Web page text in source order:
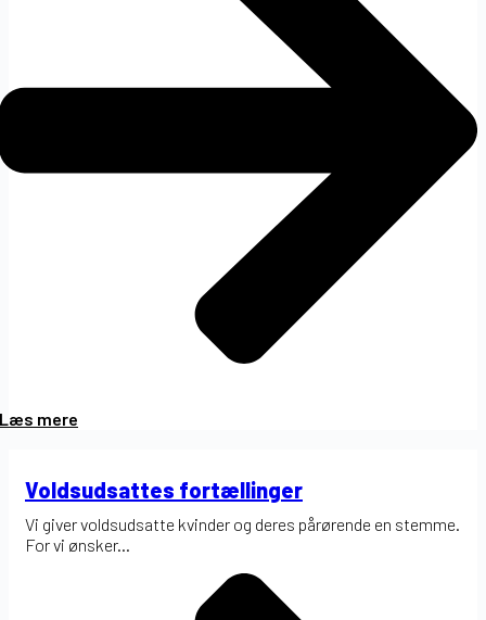
Læs mere
Voldsudsattes fortællinger
Vi giver voldsudsatte kvinder og deres pårørende en stemme.
For vi ønsker...